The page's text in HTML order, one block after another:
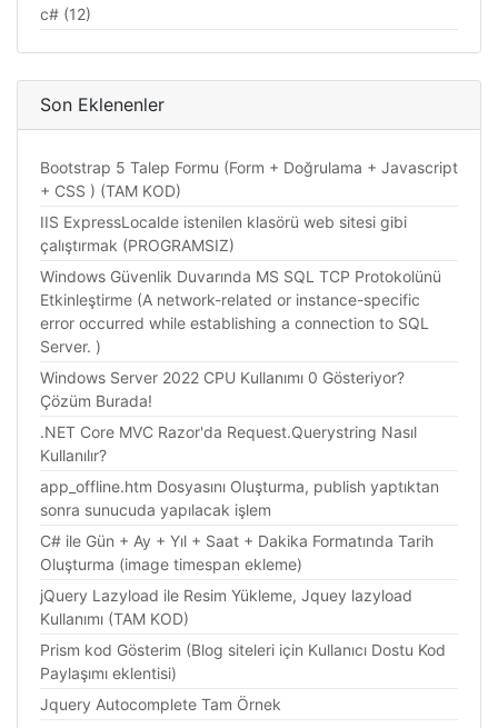
c# (12)
Son Eklenenler
Bootstrap 5 Talep Formu (Form + Doğrulama + Javascript
+ CSS ) (TAM KOD)
IIS ExpressLocalde istenilen klasörü web sitesi gibi
çalıştırmak (PROGRAMSIZ)
Windows Güvenlik Duvarında MS SQL TCP Protokolünü
Etkinleştirme (A network-related or instance-specific
error occurred while establishing a connection to SQL
Server. )
Windows Server 2022 CPU Kullanımı 0 Gösteriyor?
Çözüm Burada!
.NET Core MVC Razor'da Request.Querystring Nasıl
Kullanılır?
app_offline.htm Dosyasını Oluşturma, publish yaptıktan
sonra sunucuda yapılacak işlem
C# ile Gün + Ay + Yıl + Saat + Dakika Formatında Tarih
Oluşturma (image timespan ekleme)
jQuery Lazyload ile Resim Yükleme, Jquey lazyload
Kullanımı (TAM KOD)
Prism kod Gösterim (Blog siteleri için Kullanıcı Dostu Kod
Paylaşımı eklentisi)
Jquery Autocomplete Tam Örnek